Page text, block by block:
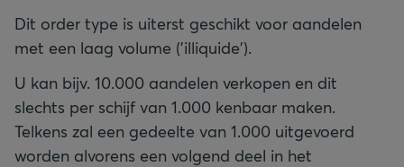
Dit order type is uiterst geschikt voor aandelen
met een laag volume ('illiquide').
U kan bijv. 10.000 aandelen verkopen en dit
slechts per schijf van 1.000 kenbaar maken.
Telkens zal een gedeelte van 1.000 uitgevoerd
worden alvorens een volgend deel in het